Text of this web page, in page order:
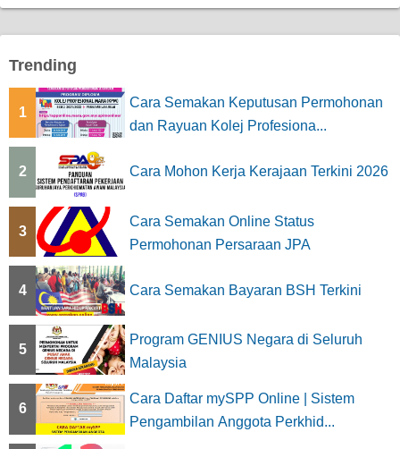
Trending
1
Cara Semakan Keputusan Permohonan
dan Rayuan Kolej Profesiona...
2 Cara Mohon Kerja Kerajaan Terkini 2026
3
Cara Semakan Online Status
Permohonan Persaraan JPA
4 Cara Semakan Bayaran BSH Terkini
5
Program GENIUS Negara di Seluruh
Malaysia
6
Cara Daftar mySPP Online | Sistem
Pengambilan Anggota Perkhid...